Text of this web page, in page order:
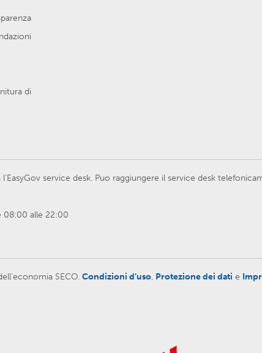
di
service desk. Puo raggiungere il service desk
08:00 alle 22:00
SECO. Condizioni d’uso, Protezione dei dati e